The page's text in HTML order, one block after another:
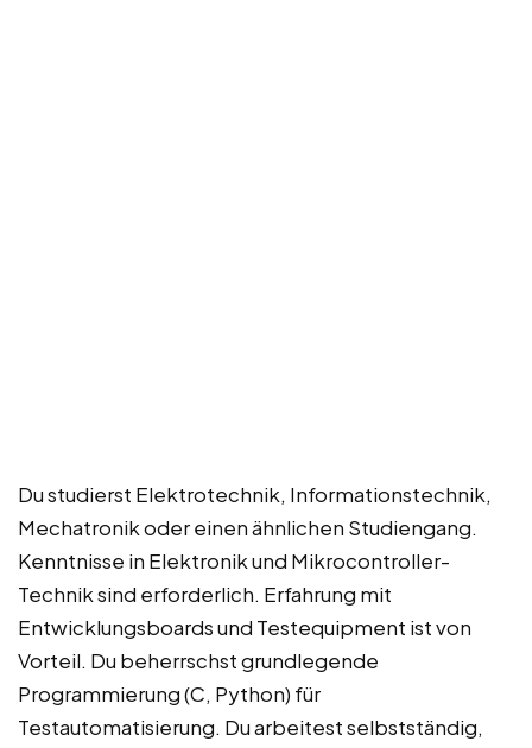
Du studierst Elektrotechnik, Informationstechnik,
Mechatronik oder einen ähnlichen Studiengang.
Kenntnisse in Elektronik und Mikrocontroller-
Technik sind erforderlich. Erfahrung mit
Entwicklungsboards und Testequipment ist von
Vorteil. Du beherrschst grundlegende
Programmierung (C, Python) für
Testautomatisierung. Du arbeitest selbstständig,